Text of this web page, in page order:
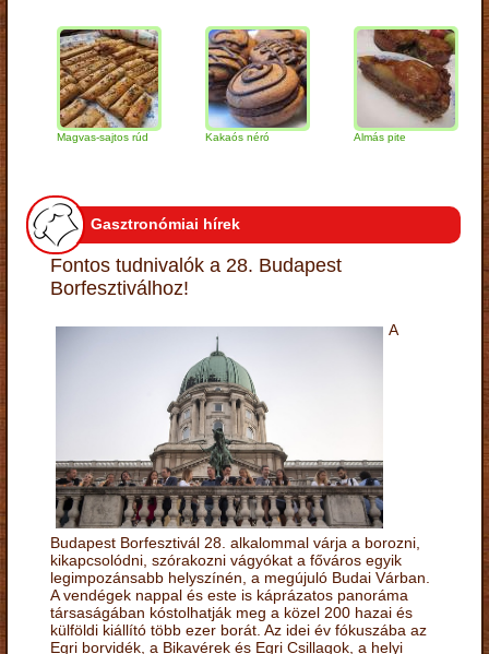
Magvas-sajtos rúd Kakaós néró Almás pite
Gasztronómiai hírek
Fontos tudnivalók a 28. Budapest
Borfesztiválhoz!
A
Budapest Borfesztivál 28. alkalommal várja a borozni,
kikapcsolódni, szórakozni vágyókat a főváros egyik
legimpozánsabb helyszínén, a megújuló Budai Várban.
A vendégek nappal és este is káprázatos panoráma
társaságában kóstolhatják meg a közel 200 hazai és
külföldi kiállító több ezer borát. Az idei év fókuszába az
Egri borvidék, a Bikavérek és Egri Csillagok, a helyi